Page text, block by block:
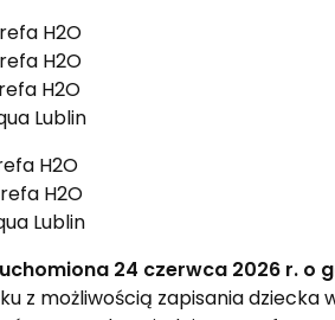
H2O
H2O
H2O
Lublin
H2O
H2O
Lublin
24 czerwca 2026 r. o
z możliwością zapisania